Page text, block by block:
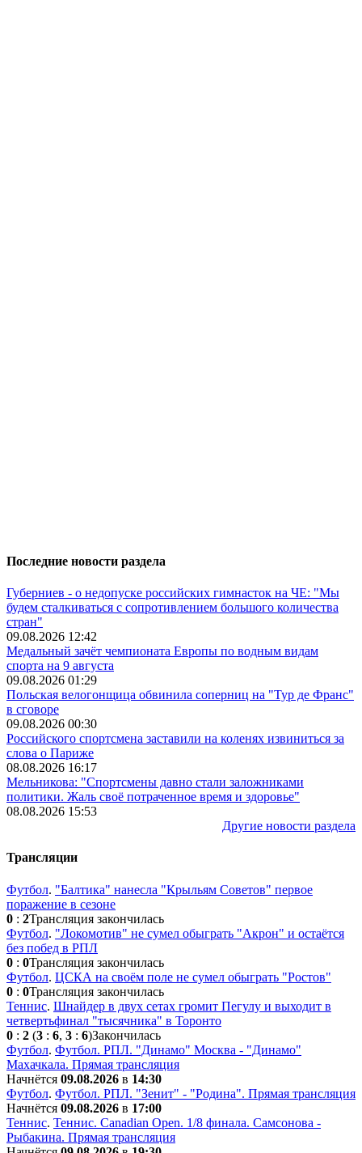
Последние новости раздела
Губерниев - о недопуске российских гимнасток на ЧЕ: "Мы
будем сталкиваться с сопротивлением большого количества
стран"
09.08.2026 12:42
Медальный зачёт чемпионата Европы по водным видам
спорта на 9 августа
09.08.2026 01:29
Польская велогонщица обвинила соперниц на "Тур де Франс"
в сговоре
09.08.2026 00:30
Российского спортсмена заставили на коленях извиниться за
слова о Париже
08.08.2026 16:17
Мельникова: "Спортсмены давно стали заложниками
политики. Жаль своё потраченное время и здоровье"
08.08.2026 15:53
Другие новости раздела
Трансляции
Футбол. "Балтика" нанесла "Крыльям Советов" первое
поражение в сезоне
0 : 2Трансляция закончилась
Футбол. "Локомотив" не сумел обыграть "Акрон" и остаётся
без побед в РПЛ
0 : 0Трансляция закончилась
Футбол. ЦСКА на своём поле не сумел обыграть "Ростов"
0 : 0Трансляция закончилась
Теннис. Шнайдер в двух сетах громит Пегулу и выходит в
четвертьфинал "тысячника" в Торонто
0 : 2 (3 : 6, 3 : 6)Закончилась
Футбол. Футбол. РПЛ. "Динамо" Москва - "Динамо"
Махачкала. Прямая трансляция
Начнётся 09.08.2026 в 14:30
Футбол. Футбол. РПЛ. "Зенит" - "Родина". Прямая трансляция
Начнётся 09.08.2026 в 17:00
Теннис. Теннис. Сanadian Open. 1/8 финала. Самсонова -
Рыбакина. Прямая трансляция